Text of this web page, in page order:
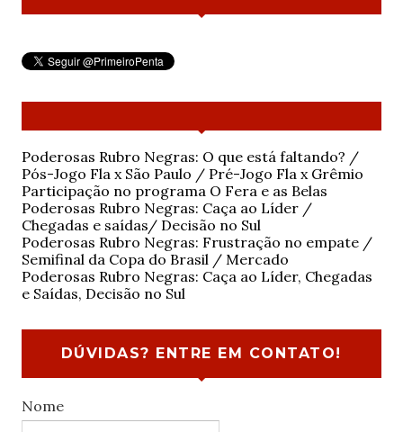
Poderosas Rubro Negras: O que está faltando? /
Pós-Jogo Fla x São Paulo / Pré-Jogo Fla x Grêmio
Participação no programa O Fera e as Belas
Poderosas Rubro Negras: Caça ao Líder /
Chegadas e saídas/ Decisão no Sul
Poderosas Rubro Negras: Frustração no empate /
Semifinal da Copa do Brasil / Mercado
Poderosas Rubro Negras: Caça ao Líder, Chegadas
e Saídas, Decisão no Sul
DÚVIDAS? ENTRE EM CONTATO!
Nome